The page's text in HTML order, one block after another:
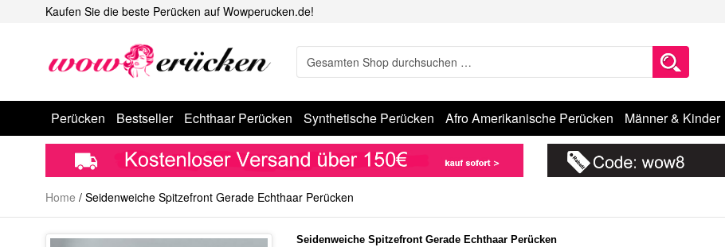
Kaufen Sie die beste Perücken auf Wowperucken.de!
Perücken Bestseller Echthaar Perücken Synthetische Perücken Afro Amerikanische Perücken Männer & Kinder
Home / Seidenweiche Spitzefront Gerade Echthaar Perücken
Seidenweiche Spitzefront Gerade Echthaar Perücken